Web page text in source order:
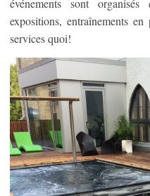
événements sont
expositions, entraînements
services quoi!